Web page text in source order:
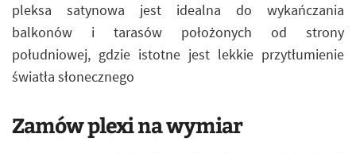
pleksa satynowa jest idealna do wykańczania
balkonów i tarasów położonych od strony
południowej, gdzie istotne jest lekkie przytłumienie
światła słonecznego
Zamów plexi na wymiar